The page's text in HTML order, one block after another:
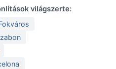
világszerte: